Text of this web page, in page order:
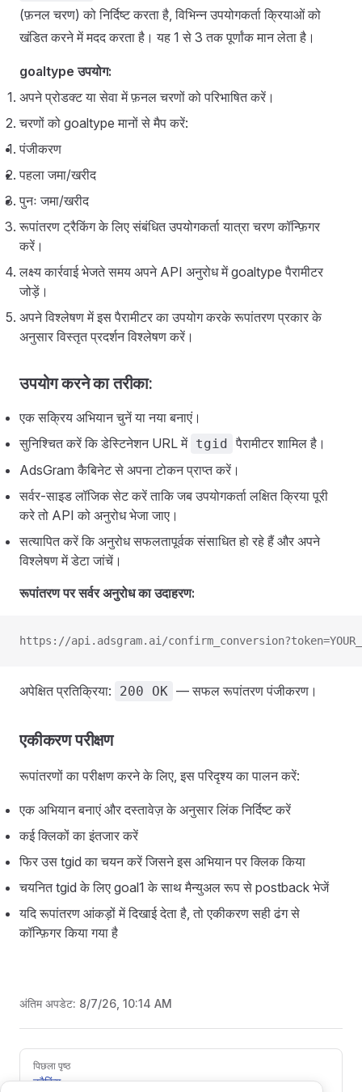
चैनल मुद्रीकरण
(फ़नल चरण) को निर्दिष्ट करता है, विभिन्न उपयोगकर्ता क्रियाओं को
खंडित करने में मदद करता है। यह 1 से 3 तक पूर्णांक मान लेता है।
goaltype उपयोग:
अपने प्रोडक्ट या सेवा में फ़नल चरणों को परिभाषित करें।
चरणों को goaltype मानों से मैप करें:
पंजीकरण
पहला जमा/खरीद
पुनः जमा/खरीद
रूपांतरण ट्रैकिंग के लिए संबंधित उपयोगकर्ता यात्रा चरण कॉन्फ़िगर
करें।
लक्ष्य कार्रवाई भेजते समय अपने API अनुरोध में goaltype पैरामीटर
जोड़ें।
अपने विश्लेषण में इस पैरामीटर का उपयोग करके रूपांतरण प्रकार के
अनुसार विस्तृत प्रदर्शन विश्लेषण करें।
उपयोग करने का तरीका:
एक सक्रिय अभियान चुनें या नया बनाएं।
सुनिश्चित करें कि डेस्टिनेशन URL में tgid पैरामीटर शामिल है।
AdsGram कैबिनेट से अपना टोकन प्राप्त करें।
सर्वर-साइड लॉजिक सेट करें ताकि जब उपयोगकर्ता लक्षित क्रिया पूरी
करे तो API को अनुरोध भेजा जाए।
सत्यापित करें कि अनुरोध सफलतापूर्वक संसाधित हो रहे हैं और अपने
विश्लेषण में डेटा जांचें।
रूपांतरण पर सर्वर अनुरोध का उदाहरण:
https://api.adsgram.ai/
अपेक्षित प्रतिक्रिया: 200 OK — सफल रूपांतरण पंजीकरण।
एकीकरण परीक्षण
रूपांतरणों का परीक्षण करने के लिए, इस परिदृश्य का पालन करें:
एक अभियान बनाएं और दस्तावेज़ के अनुसार लिंक निर्दिष्ट करें
कई क्लिकों का इंतजार करें
फिर उस tgid का चयन करें जिसने इस अभियान पर क्लिक किया
चयनित tgid के लिए goal1 के साथ मैन्युअल रूप से postback भेजें
यदि रूपांतरण आंकड़ों में दिखाई देता है, तो एकीकरण सही ढंग से
कॉन्फ़िगर किया गया है
अंतिम अपडेट: 8/7/26, 10:14 AM
Pagerपिछला पृष्ठ
ट्रैकिंग